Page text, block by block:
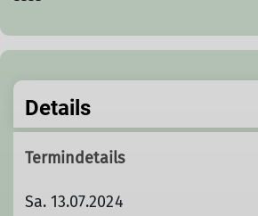
Details
Termindetails
Sa. 13.07.2024